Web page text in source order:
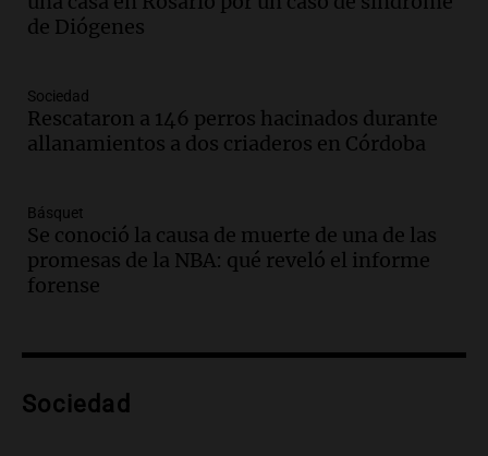
en Mendoza
Panorama Federal
Audio.
en la Sociedad Rural de Bulaya con
actividades para toda la familia
Audio.
edificios y una casa del estudiante para
jóvenes de la región
Panorama Federal
Audio.Preparativos finales para la gran
Bulaya este sábado
de Diógenes
Sociedad
Rescataron a 146 perros hacinados durante
allanamientos a dos criaderos en Córdoba
Básquet
Se conoció la causa de muerte de una de las
promesas de la NBA: qué reveló el informe
forense
Sociedad